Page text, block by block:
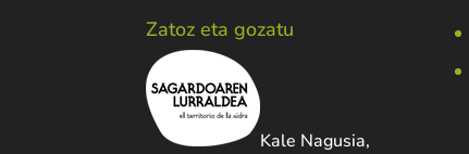
Zatoz eta gozatu
Kale Nagusia,